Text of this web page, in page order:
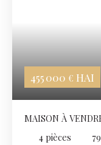
455 000 € HAI
MAISON À
4 pièces